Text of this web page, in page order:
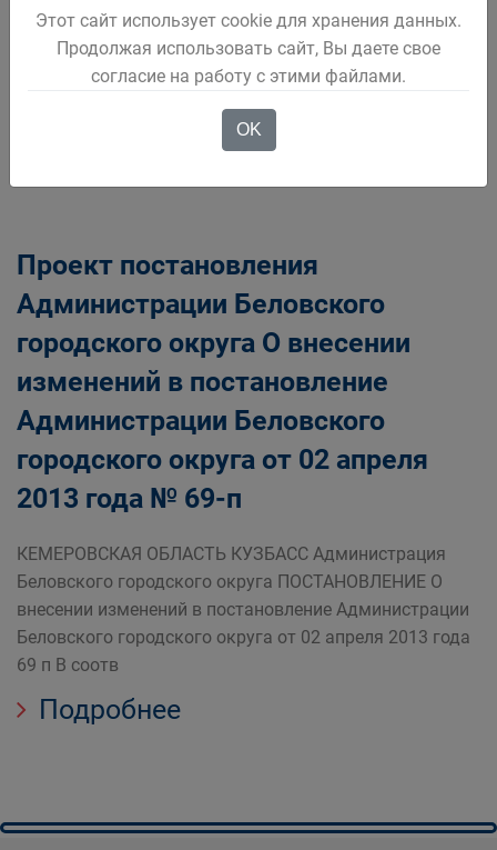
_________________ _________________ О внесении изменений
в постановление Администрации Беловского
городского округа
Проект постановления
Администрации Беловского
городского округа О внесении
изменений в постановление
Администрации Беловского
городского округа от 02 апреля
2013 года № 69-п
КЕМЕРОВСКАЯ ОБЛАСТЬ КУЗБАСС Администрация
Беловского городского округа ПОСТАНОВЛЕНИЕ О
внесении изменений в постановление Администрации
Беловского городского округа от 02 апреля 2013 года
69 п В соотв
Подробнее
Этот сайт использует cookie для хранения данных.
Продолжая использовать сайт, Вы даете свое
согласие на работу с этими файлами.
OK